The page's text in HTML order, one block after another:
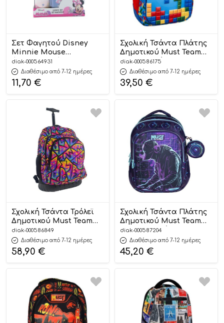
Σετ Φαγητού Disney
Minnie Mouse
Φαγητοδοχείο 800ml-
Παγούρι Ανοξείδωτο
500ml | Must
5205698741432
diak-000564931
Διαθέσιμο από 7-12 ημέρες
11,70 €
Σχολική Τσάντα Πλάτης
Δημοτικού Must Team
Bricks 3 Θήκες
(32x18x43cm)
5205698729836
diak-000586175
Διαθέσιμο από 7-12 ημέρες
39,50 €
Σχολική Τσάντα Τρόλεϊ
Δημοτικού Must Team
Inspiration Abstract
Pattern 3 Θήκες
(31x24x45cm)
5205698759901
diak-000586849
Διαθέσιμο από 7-12 ημέρες
58,90 €
Σχολική Τσάντα Πλάτης
Δημοτικού Must Team
Multi Dj 4 Θήκες
(32x26x43cm)
5205698807459
diak-000587204
Διαθέσιμο από 7-12 ημέρες
45,20 €